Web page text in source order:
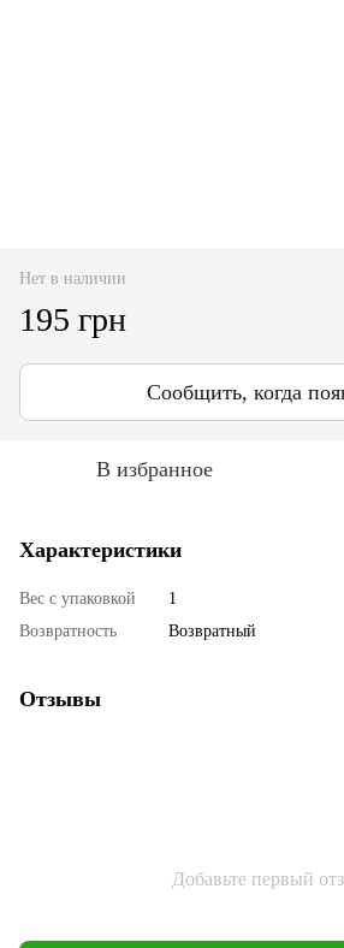
Нет в наличии
195 грн
Сообщить, когда
В избранное
Характеристики
Вес с упаковкой
1
Возвратность
Возвратный
Отзывы
Добавьте первый